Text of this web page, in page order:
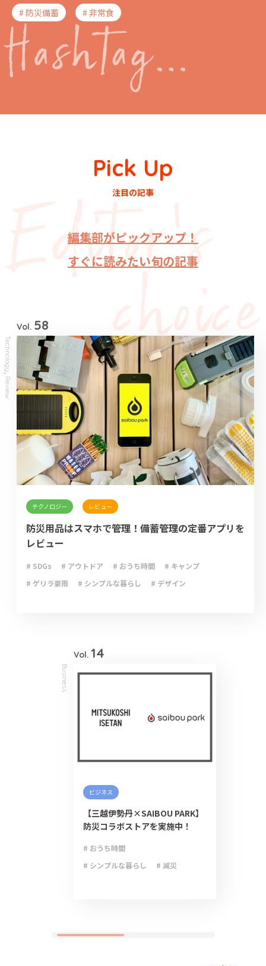
# 防災備蓄 # 非常食
Pick Up
注目の記事
編集部がピックアップ！
すぐに読みたい旬の記事
Technology
,
Review
Vol. 58
テクノロジー レビュー
防災用品はスマホで管理！備蓄管理の定番アプリを
レビュー
# SDGs # アウトドア # おうち時間
# キャンプ
# ゲリラ豪雨
# シンプルな暮らし
# デザイン
Business
Vol. 14
ビジネス
【三越伊勢丹×SAIBOU PARK】
防災コラボストアを実施中！
# おうち時間
# シンプルな暮らし
# 減災